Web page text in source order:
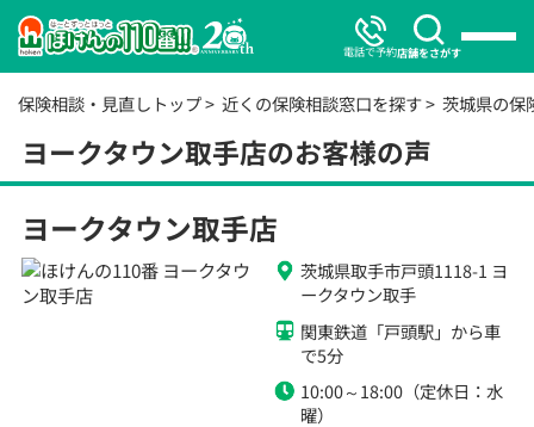
電話で予約店舗をさがす
保険相談・見直しトップ 近くの保険相談窓口を探す 茨城県の保
ヨークタウン取手店のお客様の声
ヨークタウン取手店
茨城県取手市戸頭1118-1 ヨ
ークタウン取手
関東鉄道「戸頭駅」から車
で5分
10:00～18:00（定休日：水
曜）